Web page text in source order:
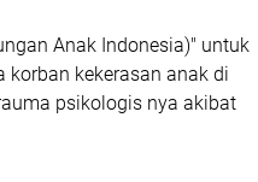
Anak Indonesia)" untuk
korban kekerasan anak di
psikologis nya akibat